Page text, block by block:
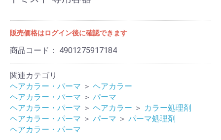
販売価格はログイン後に確認できます
商品コード： 4901275917184
関連カテゴリ
ヘアカラー・パーマ ＞ ヘアカラー
ヘアカラー・パーマ ＞ パーマ
ヘアカラー・パーマ ＞ ヘアカラー ＞ カラー処理剤
ヘアカラー・パーマ ＞ パーマ ＞ パーマ処理剤
ヘアカラー・パーマ